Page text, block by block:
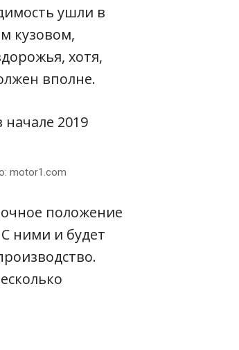
ушли в
кузовом,
хотя,
вполне.
motor1.com
положение
ними и будет